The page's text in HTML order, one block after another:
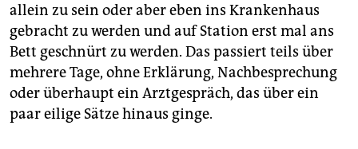
allein zu sein oder aber eben ins Krankenhaus
gebracht zu werden und auf Station erst mal ans
Bett geschnürt zu werden. Das passiert teils über
mehrere Tage, ohne Erklärung, Nachbesprechung
oder überhaupt ein Arztgespräch, das über ein
paar eilige Sätze hinaus ginge.